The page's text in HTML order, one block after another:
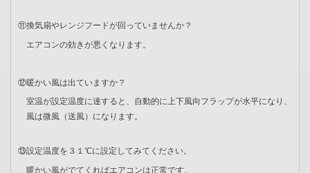
⑪換気扇やレンジフードが回っていませんか？
エアコンの効きが悪くなります。
⑫暖かい風は出ていますか？
室温が設定温度に達すると、自動的に上下風向フラップが水平になり、
風は微風（送風）になります。
⑬設定温度を３１℃に設定してみてください。
暖かい風がでてくればエアコンは正常です。